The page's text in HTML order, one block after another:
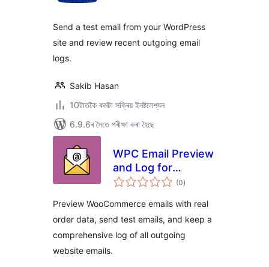
Send a test email from your WordPress
site and review recent outgoing email
logs.
Sakib Hasan
10টাতকৈ কমটা সক্ৰিয় ইনষ্টলেশ্যন
6.9.6ৰ সৈতে পৰীক্ষা কৰা হৈছে
WPC Email Preview
and Log for
WooCommerce
(0টা
মুঠ)
Preview WooCommerce emails with real
order data, send test emails, and keep a
comprehensive log of all outgoing
website emails.